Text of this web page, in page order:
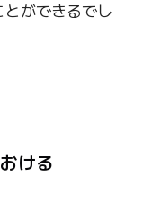
ができるでし
ける